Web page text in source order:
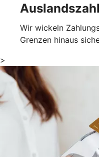
Wir wickeln
Grenzen hinaus
>